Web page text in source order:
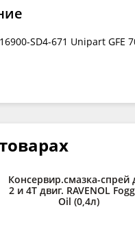
SD4-671 Unipart GFE
Консервир.смазка-спрей
2 и 4Т двиг. RAVENOL
Oil (0,4л)